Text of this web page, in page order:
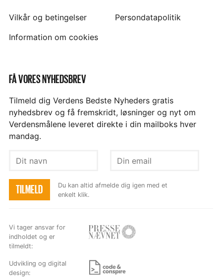
Vilkår og betingelser
Persondatapolitik
Information om cookies
FÅ VORES NYHEDSBREV
Tilmeld dig Verdens Bedste Nyheders gratis
nyhedsbrev og få fremskridt, løsninger og nyt om
Verdensmålene leveret direkte i din mailboks hver
mandag.
Dit
Din
TILMELD
Du kan altid afmelde dig igen med et
enkelt klik.
Vi tager ansvar for
indholdet og er
tilmeldt:
hjemmesiden
Udvikling og digital
design: